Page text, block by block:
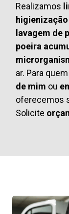
Realizamos
lavagem de
poeira
ar. Para
de mim ou
oferecemos
Solicite